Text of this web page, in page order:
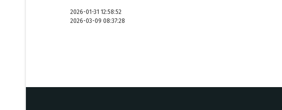
2026-01-31 12:58:52
2026-03-09 08:37:28